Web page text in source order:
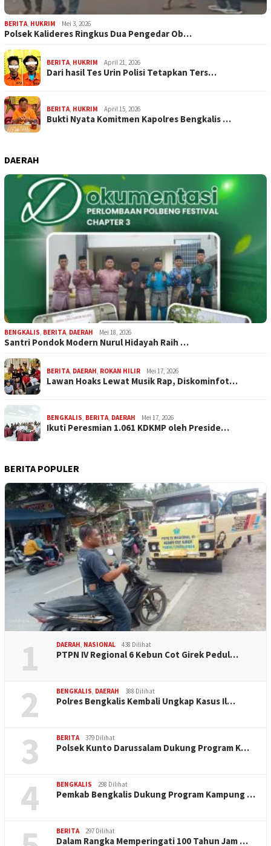
BERITA, HUKRIM Mei 3, 2026
Polsek Kalideres Ringkus Dua Pengedar Ob…
BERITA, HUKRIM April 21, 2026
Dari hasil Tes Urin Polisi Tetapkan Ters…
BERITA, HUKRIM April 15, 2026
Bukti Nyata Komitmen Kapolres Bengkalis …
DAERAH
BENGKALIS, BERITA, DAERAH Mei 18, 2026
Santri Pondok Modern Nurul Hidayah Raih …
BERITA, DAERAH, ROKAN HILIR Mei 17, 2026
Lawan Hoaks Lewat Musik Rap, Diskominfot…
BENGKALIS, BERITA, DAERAH Mei 17, 2026
Ikuti Peresmian 1.061 KDKMP oleh Preside…
BERITA POPULER
1 DAERAH, NASIONAL 438 Dilihat
PTPN IV Regional 6 Kebun Cot Girek Pedul…
2 BENGKALIS, DAERAH 388 Dilihat
Polres Bengkalis Kembali Ungkap Kasus Il…
3 BERITA 379 Dilihat
Polsek Kunto Darussalam Dukung Program K…
4 BENGKALIS 298 Dilihat
Pemkab Bengkalis Dukung Program Kampung …
BERITA 297 Dilihat
Dalam Rangka Memperingati 100 Tahun Jam …